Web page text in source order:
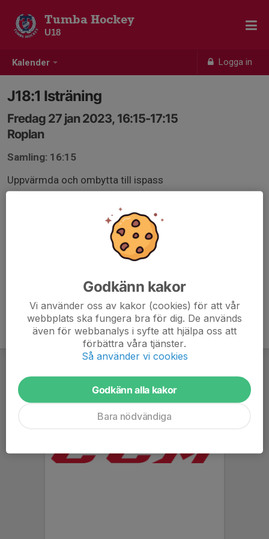
Kalender Logga in
Tumba Hockey
U18
J18:1 Isträning
Fredag 27 jan 2023, 16:15-17:15
Roplan
Samling: 16:15
Uppvärmda och ombytta till ispass
Godkänn kakor
Vi använder oss av kakor (cookies) för att vår
webbplats ska fungera bra för dig. De används
även för webbanalys i syfte att hjälpa oss att
förbättra våra tjänster.
Så använder vi cookies
Godkänn alla kakor
Bara nödvändiga